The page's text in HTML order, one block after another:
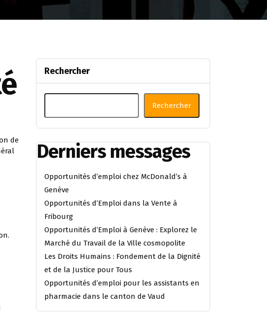
de
Rechercher
Rechercher
Derniers messages
Opportunités d’emploi chez McDonald’s à
Genève
Opportunités d’Emploi dans la Vente à
Fribourg
Opportunités d’Emploi à Genève : Explorez le
Marché du Travail de la Ville cosmopolite
Les Droits Humains : Fondement de la Dignité
et de la Justice pour Tous
Opportunités d’emploi pour les assistants en
pharmacie dans le canton de Vaud